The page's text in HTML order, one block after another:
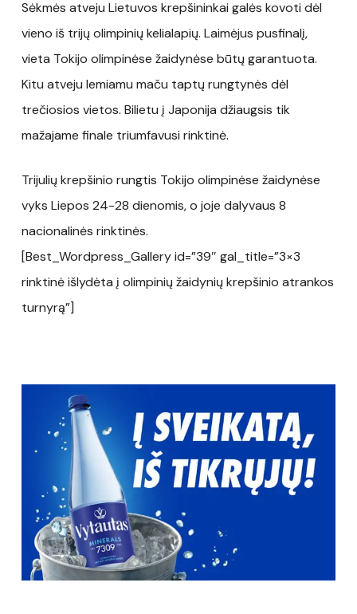
Sėkmės atveju Lietuvos krepšininkai galės kovoti dėl
vieno iš trijų olimpinių kelialapių. Laimėjus pusfinalį,
vieta Tokijo olimpinėse žaidynėse būtų garantuota.
Kitu atveju lemiamu maču taptų rungtynės dėl
trečiosios vietos. Bilietu į Japonija džiaugsis tik
mažajame finale triumfavusi rinktinė.
Trijulių krepšinio rungtis Tokijo olimpinėse žaidynėse
vyks Liepos 24-28 dienomis, o joje dalyvaus 8
nacionalinės rinktinės.
[Best_Wordpress_Gallery id=”39″ gal_title=”3×3
rinktinė išlydėta į olimpinių žaidynių krepšinio atrankos
turnyrą”]